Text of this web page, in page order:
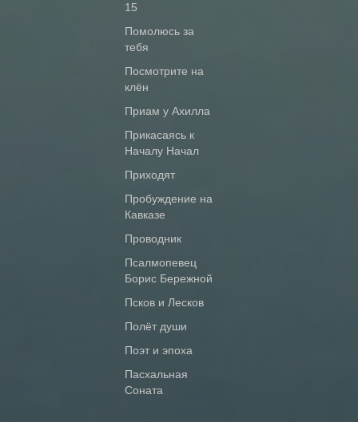
15
Помолюсь за
тебя
Посмотрите на
клён
Приам у Ахилла
Прикасаясь к
Началу Начал
Приходят
Пробуждение на
Кавказе
Проводник
Псалмопевец
Борис Бережной
Псков и Лесков
Полёт души
Поэт и эпоха
Пасхальная
Соната